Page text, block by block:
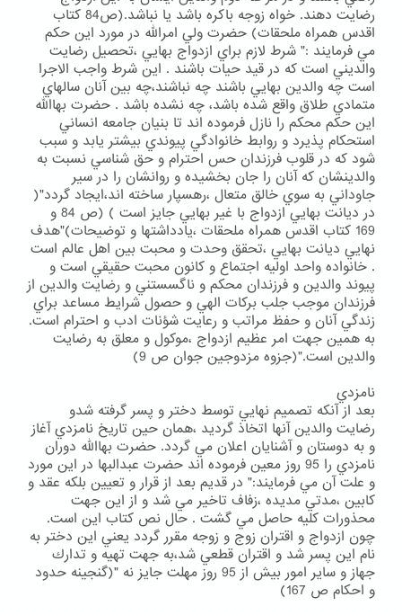
رضايت دهند. خواه زوجه باكره باشد يا نباشد.(ص84 كتاب
اقدس همراه ملحقات) حضرت ولي امرالله در مورد اين حكم
مي فرمايند :" شرط لازم براي ازدواج بهايي ،تحصيل رضايت
والديني است كه در قيد حيات باشند . اين شرط واجب الاجرا
است چه والدين بهايي باشند چه نباشند،چه بين آنان سالهاي
متمادي طلاق واقع شده باشد، چه نشده باشد . حضرت بهاالله
اين حكم محكم را نازل فرموده اند تا بنيان جامعه انساني
استحكام پذيرد و روابط خانوادگي پيوندي بيشتر يابد و سبب
شود كه در قلوب فرزندان حس احترام و حق شناسي نسبت به
والدينشان كه آنان را جان بخشيده و روانشان را در سير
جاوداني به سوي خالق متعال ،رهسپار ساخته اند،ايجاد گردد"(
در ديانت بهايي ازدواج با غير بهايي جايز است ) (ص 84 و
169 كتاب اقدس همراه ملحقات ،يادداشتها و توضيحات)"هدف
نهايي ديانت بهايي ،تحقق وحدت و محبت بين اهل عالم است
. خانواده واحد اوليه اجتماع و كانون محبت حقيقي است و
پيوند والدين و فرزندان محكم و ناگسستني و رضايت والدين از
فرزندان موجب جلب بركات الهي و حصول شرايط مساعد براي
زندگي آنان و حفظ مراتب و رعايت شؤنات ادب و احترام است.
به همين جهت امر عظيم ازدواج ،موكول و معلق به رضايت
والدين است."(جزوه مزدوجين جوان ص 9)
نامزدي
بعد از آنكه تصميم نهايي توسط دختر و پسر گرفته شدو
رضايت والدين آنها اتخاذ گرديد ،همان حين تاريخ نامزدي آغاز
و به دوستان و آشنايان اعلان مي گردد. حضرت بهاالله دوران
نامزدي را 95 روز معين فرموده اند حضرت عبدالبها در اين مورد
و علت آن مي فرمايند:" در قديم بعد از قرار و تعيين بلكه عقد و
كابين ،مدتي مديده ،زفاف تاخير مي شد و از اين جهت
محذورات كليه حاصل مي گشت . حال نص كتاب اين است.
چون ازدواج و اقتران زوج و زوجه مقرر گردد يعني اين دختر به
نام اين پسر شد و اقتران قطعي شد،به جهت تهيه و تدارك
جهاز و ساير امور بيش از 95 روز مهلت جايز نه "(گنجينه حدود
و احكام ص 167)